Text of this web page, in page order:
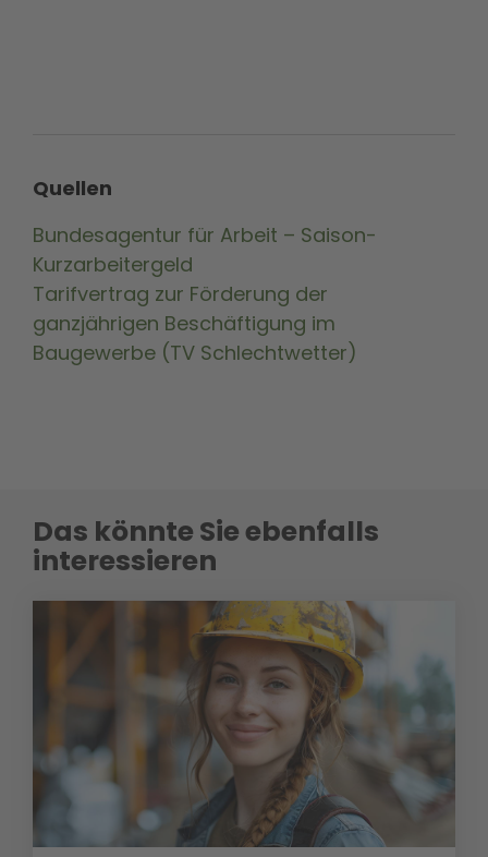
Quellen
Bundesagentur für Arbeit – Saison-
Kurzarbeitergeld
Tarifvertrag zur Förderung der
ganzjährigen Beschäftigung im
Baugewerbe (TV Schlechtwetter)
Das könnte Sie ebenfalls
interessieren